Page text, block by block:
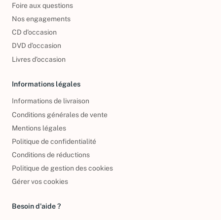
Foire aux questions
Nos engagements
CD d'occasion
DVD d'occasion
Livres d’occasion
Informations légales
Informations de livraison
Conditions générales de vente
Mentions légales
Politique de confidentialité
Conditions de réductions
Politique de gestion des cookies
Gérer vos cookies
Besoin d'aide ?